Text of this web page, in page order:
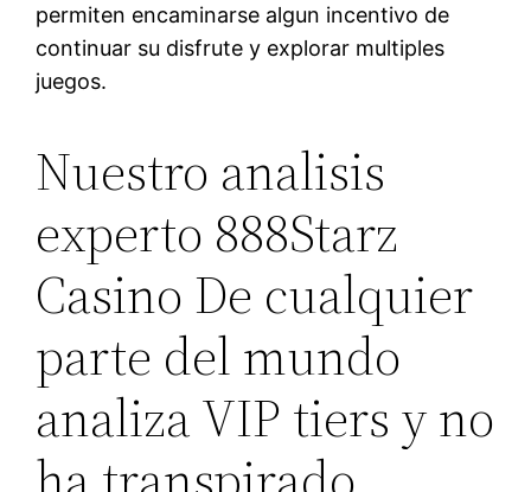
permiten encaminarse algun incentivo de
continuar su disfrute y explorar multiples
juegos.
Nuestro analisis
experto 888Starz
Casino De cualquier
parte del mundo
analiza VIP tiers y no